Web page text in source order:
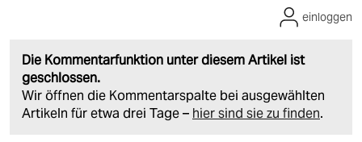
Die Kommentarfunktion unter diesem Artikel ist
geschlossen.
Wir öffnen die Kommentarspalte bei ausgewählten
Artikeln für etwa drei Tage – hier sind sie zu finden.
einloggen